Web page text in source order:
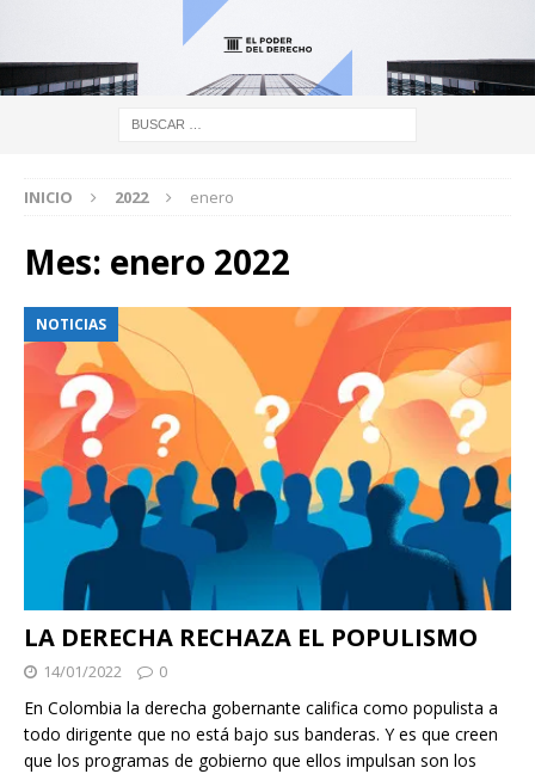
INICIO 2022 enero
Mes: enero 2022
NOTICIAS
LA DERECHA RECHAZA EL POPULISMO
14/01/2022 0
En Colombia la derecha gobernante califica como populista a
todo dirigente que no está bajo sus banderas. Y es que creen
que los programas de gobierno que ellos impulsan son los